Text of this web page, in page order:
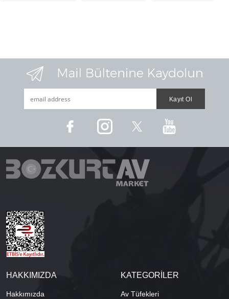
HAKKIMIZDA
Hakkımızda
KATEGORİLER
Av Tüfekleri